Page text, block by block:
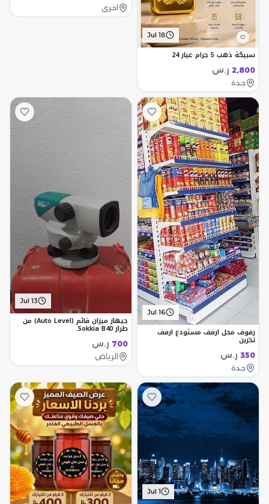
Jul 18
سبيكة ذهب 5 جرام عيار 24
2,800 ر.س
جدة
اخرى
Jul 16
رفوف محل ارفف مستودع ارفف
تخزين
350 ر.س
جدة
Jul 13
جيهاز ميزان قائم (Auto Level) من
طراز Sokkia B40.
700 ر.س
الرياض
Jul 1